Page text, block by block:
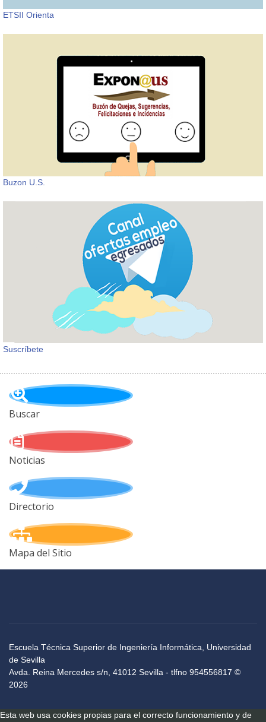
ETSII Orienta
Buzon U.S.
Suscríbete
Buscar
Noticias
Directorio
Mapa del Sitio
Escuela Técnica Superior de Ingeniería Informática, Universidad
de Sevilla
Avda. Reina Mercedes s/n, 41012 Sevilla - tlfno 954556817 ©
2026
Esta web usa cookies propias para el correcto funcionamiento y de